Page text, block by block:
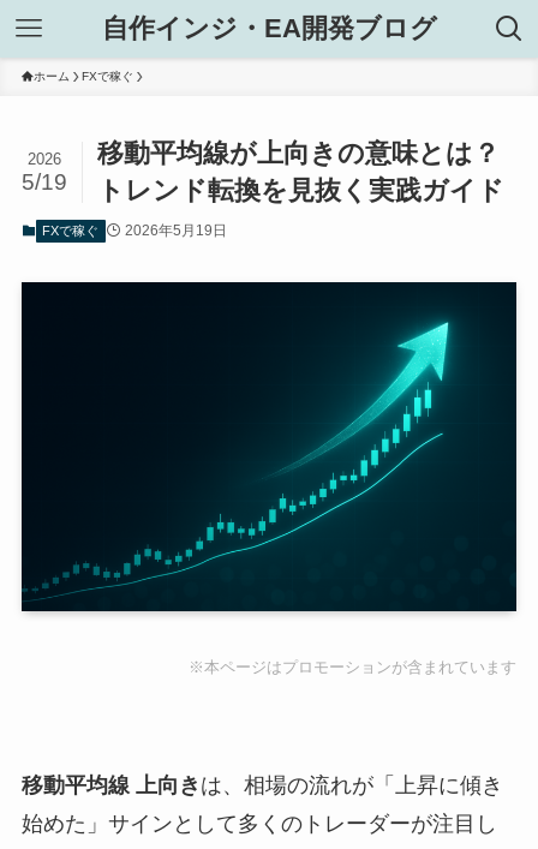
自作インジ・EA開発ブログ
ホーム FXで稼ぐ
移動平均線が上向きの意味とは？
トレンド転換を見抜く実践ガイド
2026
5/19
FXで稼ぐ 2026年5月19日
※本ページはプロモーションが含まれています
移動平均線 上向き は、相場の流れが「上昇に傾き
始めた」サインとして多くのトレーダーが注目し